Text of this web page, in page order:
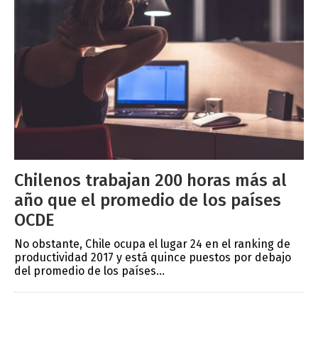
Chilenos trabajan 200 horas más al
año que el promedio de los países
OCDE
No obstante, Chile ocupa el lugar 24 en el ranking de
productividad 2017 y está quince puestos por debajo
del promedio de los países...